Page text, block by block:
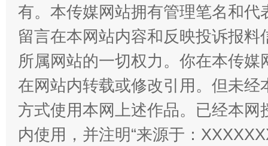
站台名比不上好声名
有。本传媒网站拥有管理笔名和
留言在本网站内容和反映投诉报
所属网站的一切权力。你在本传
在网站内转载或修改引用。但未
方式使用本网上述作品。已经本
内使用，并注明“来源于：